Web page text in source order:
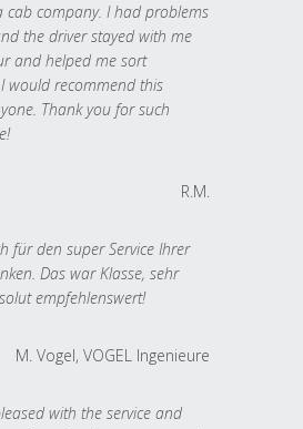
cab company. I had problems
the driver stayed with me
and helped me sort
would recommend this
Thank you for such
R.M.
für den super Service Ihrer
Das war Klasse, sehr
empfehlenswert!
M. Vogel, VOGEL Ingenieure
with the service and